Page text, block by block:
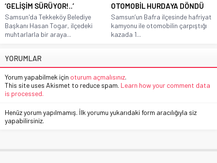
‘GELİŞİM SÜRÜYOR!..’
Samsun'da Tekkeköy Belediye
Başkanı Hasan Togar, ilçedeki
muhtarlarla bir araya...
OTOMOBİL HURDAYA DÖNDÜ
Samsun’un Bafra ilçesinde hafriyat
kamyonu ile otomobilin çarpıştığı
kazada 1...
YORUMLAR
Yorum yapabilmek için oturum açmalısınız.
This site uses Akismet to reduce spam. Learn how your comment data
is processed.
Henüz yorum yapılmamış. İlk yorumu yukarıdaki form aracılığıyla siz
yapabilirsiniz.